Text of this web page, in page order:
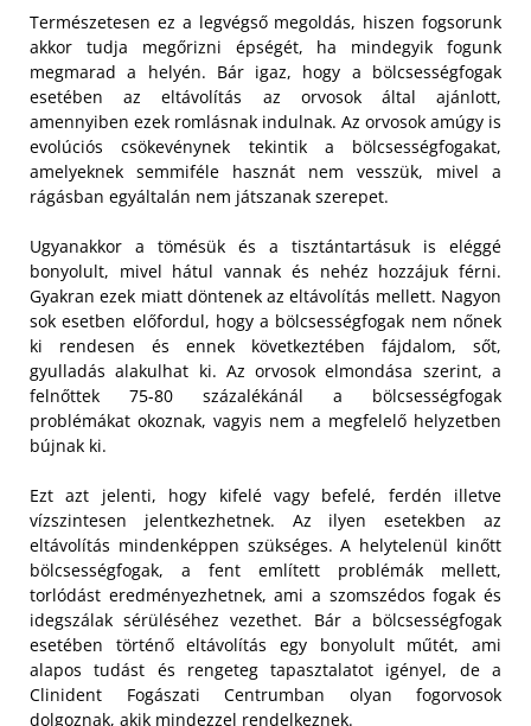
Természetesen ez a legvégső megoldás, hiszen fogsorunk
akkor tudja megőrizni épségét, ha mindegyik fogunk
megmarad a helyén. Bár igaz, hogy a bölcsességfogak
esetében az eltávolítás az orvosok által ajánlott,
amennyiben ezek romlásnak indulnak. Az orvosok amúgy is
evolúciós csökevénynek tekintik a bölcsességfogakat,
amelyeknek semmiféle hasznát nem vesszük, mivel a
rágásban egyáltalán nem játszanak szerepet.
Ugyanakkor a tömésük és a tisztántartásuk is eléggé
bonyolult, mivel hátul vannak és nehéz hozzájuk férni.
Gyakran ezek miatt döntenek az eltávolítás mellett. Nagyon
sok esetben előfordul, hogy a bölcsességfogak nem nőnek
ki rendesen és ennek következtében fájdalom, sőt,
gyulladás alakulhat ki. Az orvosok elmondása szerint, a
felnőttek 75-80 százalékánál a bölcsességfogak
problémákat okoznak, vagyis nem a megfelelő helyzetben
bújnak ki.
Ezt azt jelenti, hogy kifelé vagy befelé, ferdén illetve
vízszintesen jelentkezhetnek. Az ilyen esetekben az
eltávolítás mindenképpen szükséges. A helytelenül kinőtt
bölcsességfogak, a fent említett problémák mellett,
torlódást eredményezhetnek, ami a szomszédos fogak és
idegszálak sérüléséhez vezethet. Bár a bölcsességfogak
esetében történő eltávolítás egy bonyolult műtét, ami
alapos tudást és rengeteg tapasztalatot igényel, de a
Clinident Fogászati Centrumban olyan fogorvosok
dolgoznak, akik mindezzel rendelkeznek.